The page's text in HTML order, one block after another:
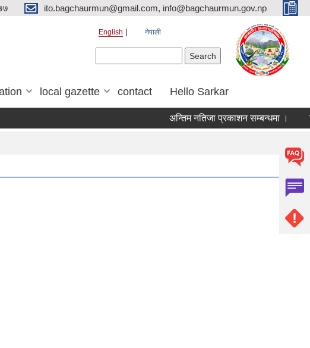
ito.bagchaurmun@gmail.com, info@bagchaurmun.gov.np
English नेपाली
local gazette contact Hello Sarkar
अन्तिम नतिजा प्रकाशन सम्बन्धमा ।